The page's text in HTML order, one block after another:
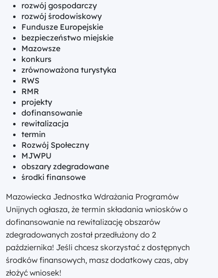
rozwój gospodarczy
rozwój środowiskowy
Fundusze Europejskie
bezpieczeństwo miejskie
Mazowsze
konkurs
zrównoważona turystyka
RWS
RMR
projekty
dofinansowanie
rewitalizacja
termin
Rozwój Społeczny
MJWPU
obszary zdegradowane
środki finansowe
Mazowiecka Jednostka Wdrażania Programów
Unijnych ogłasza, że termin składania wniosków o
dofinansowanie na rewitalizację obszarów
zdegradowanych został przedłużony do 2
października! Jeśli chcesz skorzystać z dostępnych
środków finansowych, masz dodatkowy czas, aby
złożyć wniosek!